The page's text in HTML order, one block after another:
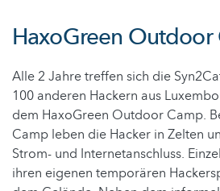
HaxoGreen Outdoor
Alle 2 Jahre treffen sich die
100 anderen Hackern aus
dem HaxoGreen Outdoor Camp.
Camp leben die Hacker in Zelten
Strom- und Internetanschluss.
ihren eigenen temporären